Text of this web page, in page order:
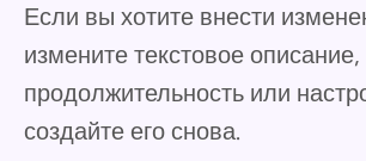
Если вы хотите внести
измените текстовое описание,
продолжительность или
создайте его снова.